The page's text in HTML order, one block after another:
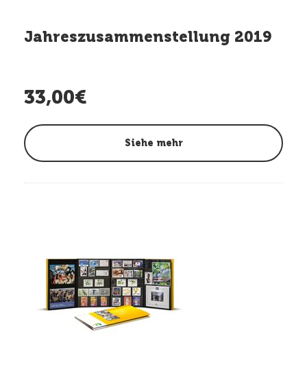
Jahreszusammenstellung 2019
33,00€
Siehe mehr